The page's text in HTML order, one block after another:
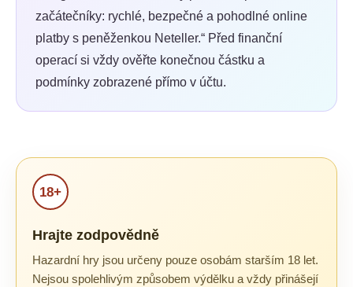
začátečníky: rychlé, bezpečné a pohodlné online
platby s peněženkou Neteller.“ Před finanční
operací si vždy ověřte konečnou částku a
podmínky zobrazené přímo v účtu.
18+
Hrajte zodpovědně
Hazardní hry jsou určeny pouze osobám starším 18 let.
Nejsou spolehlivým způsobem výdělku a vždy přinášejí